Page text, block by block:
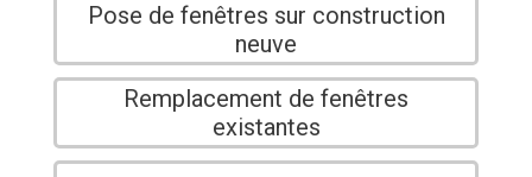
Pose de fenêtres sur construction
neuve
Remplacement de fenêtres
existantes